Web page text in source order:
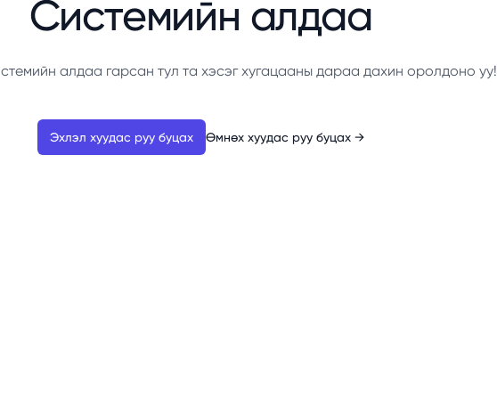
Системийн алдаа
алдаа гарсан тул та хэсэг хугацааны дараа дахин оролдоно уу!
Эхлэл хуудас руу буцах Өмнөх хуудас руу буцах →